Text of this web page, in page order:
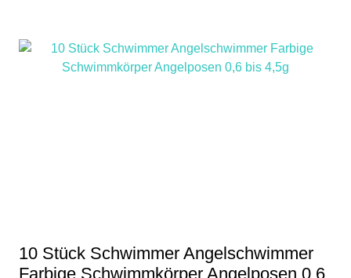
10 Stück Schwimmer Angelschwimmer
Farbige Schwimmkörper Angelposen 0,6